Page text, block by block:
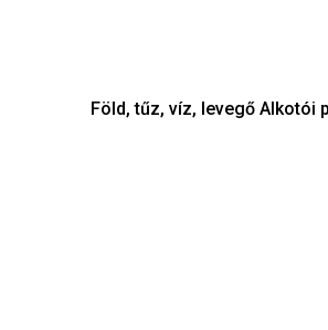
Föld, tűz, víz, levegő Alkotói